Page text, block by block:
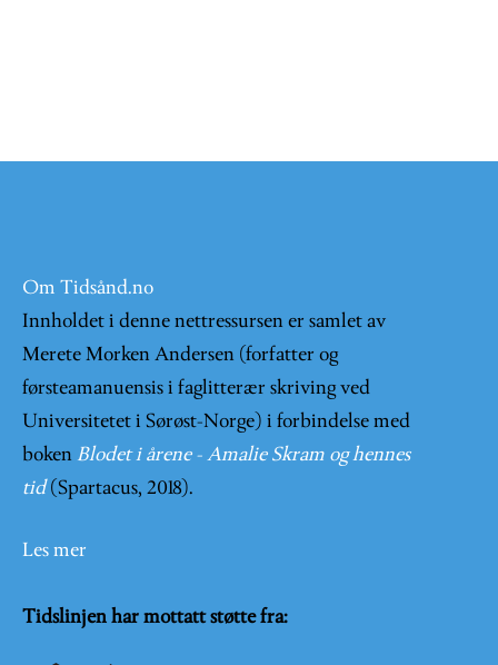
Om Tidsånd.no
Innholdet i denne nettressursen er samlet av
Merete Morken Andersen (forfatter og
førsteamanuensis i faglitterær skriving ved
Universitetet i Sørøst-Norge) i forbindelse med
boken Blodet i årene - Amalie Skram og hennes
tid (Spartacus, 2018).
Les mer
Tidslinjen har mottatt støtte fra: